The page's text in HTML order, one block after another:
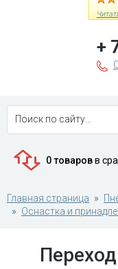
+
0 товаровв
Главная страница
Оснастка и